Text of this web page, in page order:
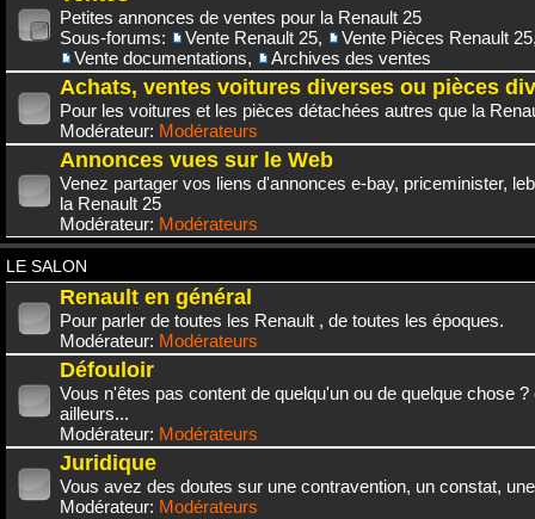
Petites annonces de ventes pour la Renault 25
Sous-forums:
Vente Renault 25, Vente Pièces Renault 25
Vente documentations, Archives des ventes
Achats, ventes voitures diverses ou pièces
Pour les voitures et les pièces détachées autres que la
Modérateur: Modérateurs
Annonces vues sur le Web
Venez partager vos liens d'annonces e-bay, priceminister,
la Renault 25
Modérateur: Modérateurs
LE SALON
Renault en général
Pour parler de toutes les Renault , de toutes les époques.
Modérateur: Modérateurs
Défouloir
Vous n'êtes pas content de quelqu'un ou de quelque chose
ailleurs...
Modérateur: Modérateurs
Juridique
Vous avez des doutes sur une contravention, un constat,
Modérateur: Modérateurs